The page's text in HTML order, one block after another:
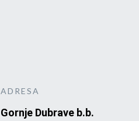
ADRESA
Gornje Dubrave b.b.